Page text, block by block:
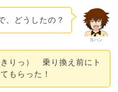
ヨハン
、どうしたの？
りっ） 乗り換え前にト
もらった！